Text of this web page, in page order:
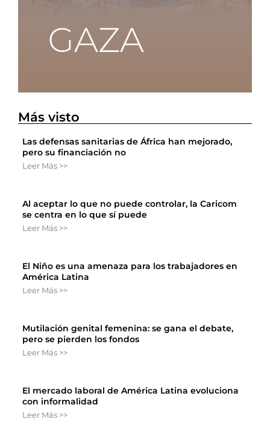
Más visto
Las defensas sanitarias de África han mejorado,
pero su financiación no
Leer Más >>
Al aceptar lo que no puede controlar, la Caricom
se centra en lo que sí puede
Leer Más >>
El Niño es una amenaza para los trabajadores en
América Latina
Leer Más >>
Mutilación genital femenina: se gana el debate,
pero se pierden los fondos
Leer Más >>
El mercado laboral de América Latina evoluciona
con informalidad
Leer Más >>